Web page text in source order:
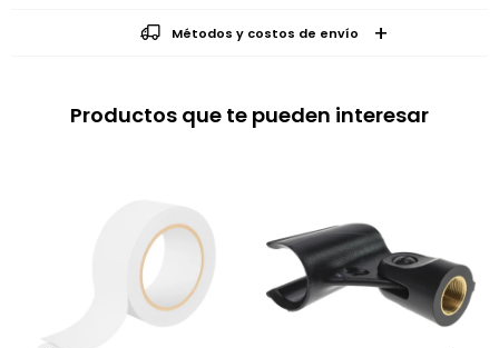
Métodos y costos de envío
Productos que te pueden interesar